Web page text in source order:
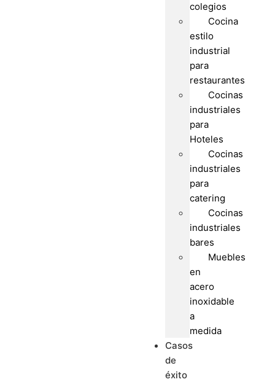
colegios
Cocina
estilo
industrial
para
restaurantes
Cocinas
industriales
para
Hoteles
Cocinas
industriales
para
catering
Cocinas
industriales
bares
Muebles
en
acero
inoxidable
a
medida
Casos
de
éxito